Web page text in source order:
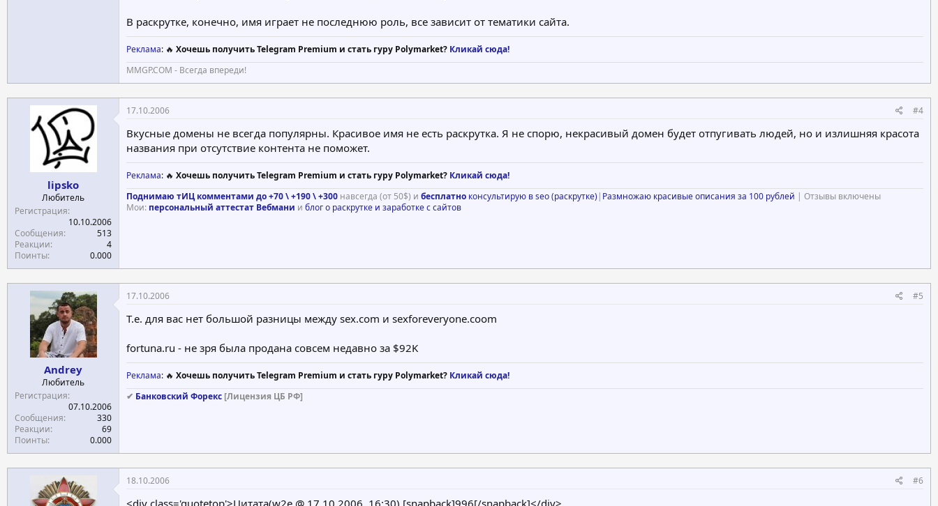
В раскрутке, конечно, имя играет не последнюю роль, все зависит от тематики сайта.
Реклама: 🔥 Хочешь получить Telegram Premium и стать гуру Polymarket? Кликай сюда!
MMGP.COM - Всегда впереди!
lipsko
Любитель
Регистрация
10.10.2006
Сообщения
513
Реакции
4
Поинты
0.000
17.10.2006 #4
Вкусные домены не всегда популярны. Красивое имя не есть раскрутка. Я не спорю, некрасивый домен будет отпугивать людей, но и излишняя красота
названия при отсутствие контента не поможет.
Реклама: 🔥 Хочешь получить Telegram Premium и стать гуру Polymarket? Кликай сюда!
Поднимаю тИЦ комментами до +70 \ +190 \ +300 навсегда (от 50$) и бесплатно консультирую в seo (раскрутке) | Размножаю красивые описания за 100 рублей | Отзывы включены
Мои: персональный аттестат Вебмани и блог о раскрутке и заработке с сайтов
Andrey
Любитель
Регистрация
07.10.2006
Сообщения
330
Реакции
69
Поинты
0.000
17.10.2006 #5
Т.е. для вас нет большой разницы между sex.com и sexforeveryone.coom
fortuna.ru - не зря была продана совсем недавно за $92K
Реклама: 🔥 Хочешь получить Telegram Premium и стать гуру Polymarket? Кликай сюда!
✔ Банковский Форекс [Лицензия ЦБ РФ]
18.10.2006 #6
<div class='quotetop'>Цитата(w2e @ 17.10.2006, 16:30) [snapback]996[/snapback]</div>